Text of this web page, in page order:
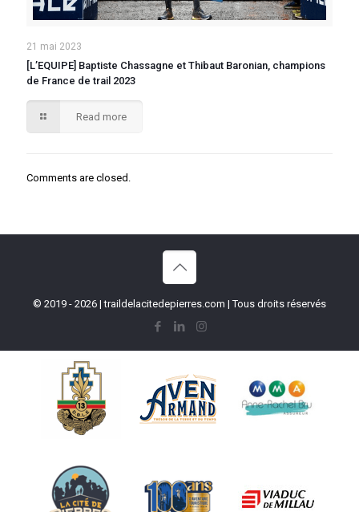
21 mai 2023
[L’EQUIPE] Baptiste Chassagne et Thibaut Baronian, champions
de France de trail 2023
Read more
Comments are closed.
© 2019 - 2026 | traildelacitedepierres.com | Tous droits réservés